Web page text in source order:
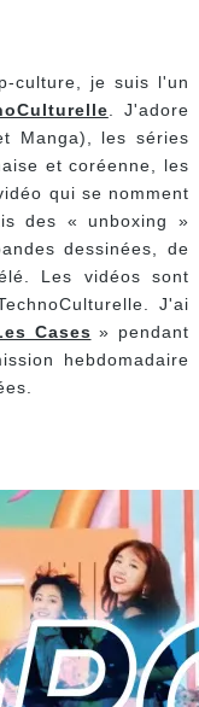
culture, je suis l'un
. J'adore
Manga), les séries
et coréenne, les
qui se nomment
des « unboxing »
dessinées, de
Les vidéos sont
J'ai
Cases » pendant
hebdomadaire